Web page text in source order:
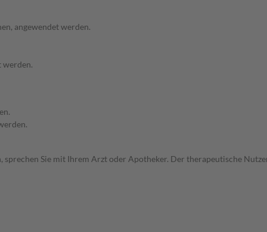
angewendet werden.
werden.
Sie mit Ihrem Arzt oder Apotheker. Der therapeutische